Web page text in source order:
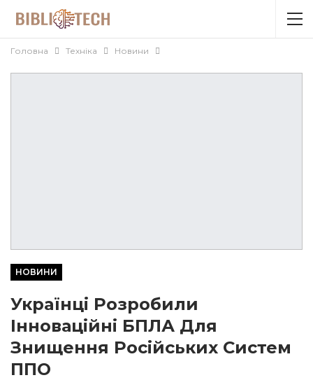
Головна Техніка Новини
НОВИНИ
Українці Розробили
Інноваційні БПЛА Для
Знищення Російських Систем
ППО